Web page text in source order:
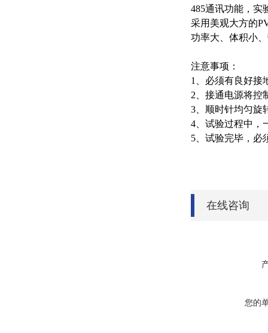
485通讯功能，实
采用美观大方的
功率大、体积小
注意事项：
1、必须有良好接
2、接通电源将控
3、顺时针均匀旋
4、试验过程中，
5、试验完毕，必
在线咨询
您的